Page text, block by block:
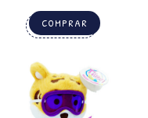
COMPRAR